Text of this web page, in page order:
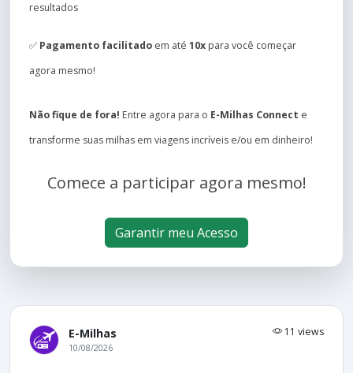
resultados
✅ Pagamento facilitado em até 10x para você começar
agora mesmo!
Não fique de fora! Entre agora para o E-Milhas Connect e
transforme suas milhas em viagens incríveis e/ou em dinheiro!
Comece a participar agora mesmo!
Garantir meu Acesso
E-Milhas 11 views
10/08/2026